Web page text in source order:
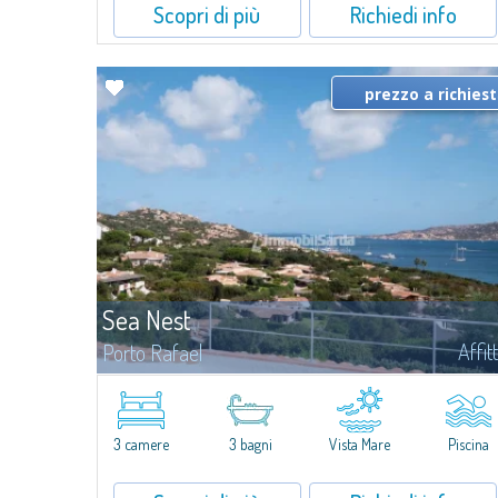
Scopri di più Richiedi info
Sea Nest
Porto Rafael
​Nuova acquisizione: splendida villa con 3 camere da letto e 3 bagni,
arricchita da una piscina privata. Spazi luminosi e ben distribuiti,
ideali per vivere il fascino e la tranquillità di Porto Rafael in un...
prezzo a
3 camere 3 bagni Vista Mare Piscina